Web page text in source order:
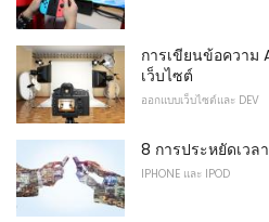
การเขียนข้อความ
เว็บไซต์
ออกแบบเว็บไซต์และ DEV
8 การประหยัดเว
IPHONE และ IPOD